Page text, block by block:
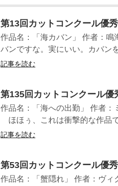
第13回カットコンクール優
作品名：「海カバン」 作者：鳴
バンですな。実にいい。カバン
記事を読む
第135回カットコンクール優
作品名：「海への出勤」 作者：
ほほぅ、これは衝撃的な作品
記事を読む
第53回カットコンクール優秀
作品名：「蟹隠れ」 作者：ヴィ